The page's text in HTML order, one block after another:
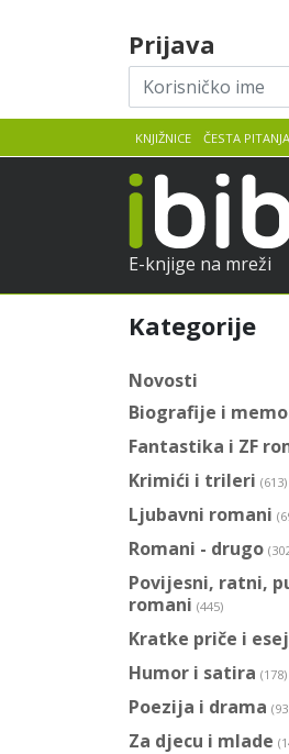
E-knjige na mreži
KNJIŽNICE ČESTA PITANJA
Prijava
Korisničko
ime
Kategorije
Novosti
Biografije i
Fantastika i ZF
Krimići i trileri (613)
Ljubavni romani
Romani - drugo
Povijesni, ratni,
romani (445)
Kratke priče i
Humor i satira (178)
Poezija i drama
Za djecu i mlade